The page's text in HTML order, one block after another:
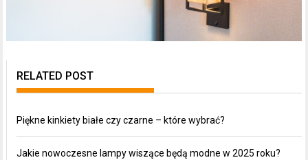
RELATED POST
Piękne kinkiety białe czy czarne – które wybrać?
Jakie nowoczesne lampy wiszące będą modne w 2025 roku?